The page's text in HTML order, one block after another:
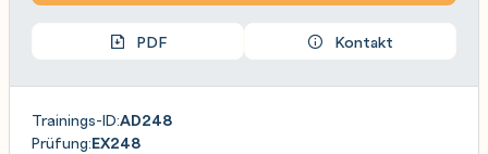
PDF Kontakt
Trainings-ID:AD248
Prüfung:EX248